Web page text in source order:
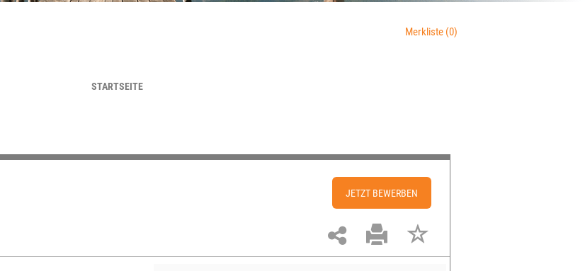
Merkliste (0)
STARTSEITE
JETZT BEWERBEN